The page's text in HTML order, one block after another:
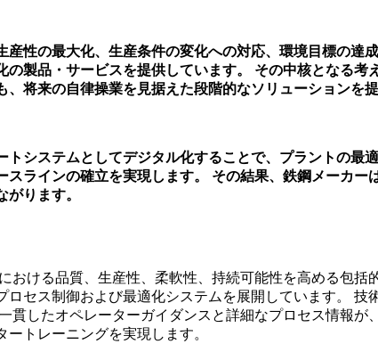
性の最大化、生産条件の変化への対応、環境目標の達
製品・サービスを提供しています。
その中核となる考
将来の自律操業を見据えた段階的なソリューション
システムとしてデジタル化することで、プラントの最
ラインの確立を実現します。
その結果、鉄鋼メーカー
ります。
おける品質、生産性、柔軟性、持続可能性を高める包括
セス制御および最適化システムを展開しています。
技
貫したオペレーターガイダンスと詳細なプロセス情報が
トレーニングを実現します。